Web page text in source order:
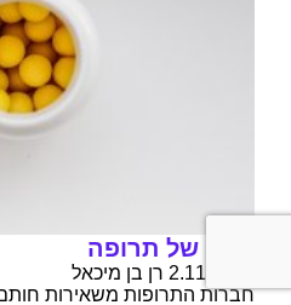
מכה של תרופה
2.11.2019 רן בן מיכאל
חברות התרופות משאירות